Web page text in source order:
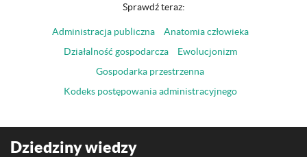
Sprawdź teraz:
Administracja publiczna
Anatomia człowieka
Działalność gospodarcza
Ewolucjonizm
Gospodarka przestrzenna
Kodeks postępowania administracyjnego
Dziedziny wiedzy